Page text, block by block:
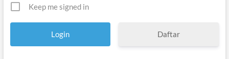
Keep me signed in
Daftar